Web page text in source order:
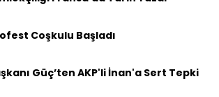
Coşkulu Başladı
Güç’ten AKP'li İnan'a Sert Tepki